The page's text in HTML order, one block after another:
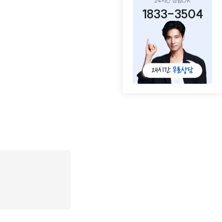
1833-3504